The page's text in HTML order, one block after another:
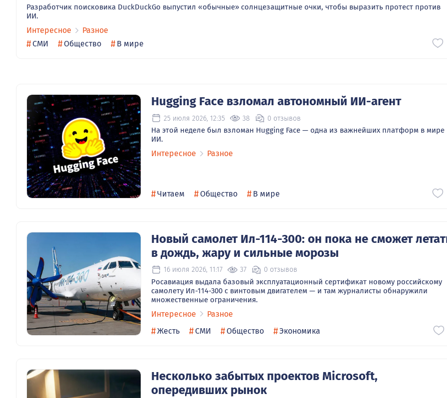
Разработчик поисковика DuckDuckGo выпустил «обычные» солнцезащитные очки, чтобы выразить протест против
ИИ.
Интересное Разное
# СМИ # Общество # В мире
Hugging Face взломал автономный ИИ-агент
25 июля 2026, 12:35 38 0 отзывов
На этой неделе был взломан Hugging Face — одна из важнейших платформ в мире
ИИ.
Интересное Разное
#Читаем # Общество # В мире
Новый самолет Ил-114-300: он пока не сможет
в дождь, жару и сильные морозы
16 июля 2026, 11:17 37 0 отзывов
Росавиация выдала базовый эксплуатационный сертификат новому российскому
самолету Ил-114-300 с винтовым двигателем — и там журналисты обнаружили
множественные ограничения.
Интересное Разное
#Жесть # СМИ # Общество #Экономика
Несколько забытых проектов Microsoft,
опередивших рынок